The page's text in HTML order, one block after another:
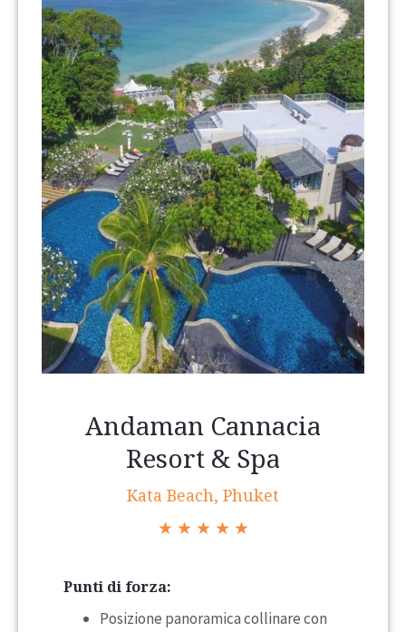
Andaman Cannacia
Resort & Spa
Kata Beach, Phuket
★ ★ ★ ★ ★
Punti di forza:
Posizione panoramica collinare con